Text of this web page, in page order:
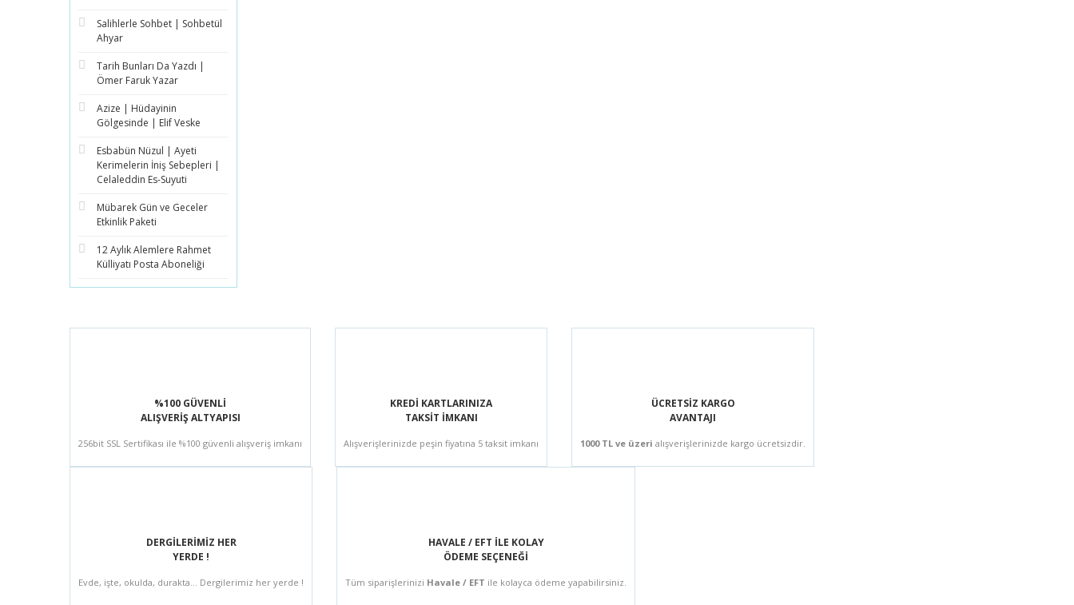
Salihlerle Sohbet | Sohbetül
Ahyar
Tarih Bunları Da Yazdı |
Ömer Faruk Yazar
Azize | Hüdayinin
Gölgesinde | Elif Veske
Esbabün Nüzul | Ayeti
Kerimelerin İniş Sebepleri |
Celaleddin Es-Suyuti
Mübarek Gün ve Geceler
Etkinlik Paketi
12 Aylık Alemlere Rahmet
Külliyatı Posta Aboneliği
%100 GÜVENLİ
ALIŞVERİŞ ALTYAPISI
256bit SSL Sertifikası ile %100 güvenli alışveriş imkanı
KREDİ KARTLARINIZA
TAKSİT İMKANI
Alışverişlerinizde peşin fiyatına 5 taksit imkanı
ÜCRETSİZ KARGO
AVANTAJI
1000 TL ve üzeri alışverişlerinizde kargo ücretsizdir.
DERGİLERİMİZ HER
YERDE !
Evde, işte, okulda, durakta... Dergilerimiz her yerde !
HAVALE / EFT İLE KOLAY
ÖDEME SEÇENEĞİ
Tüm siparişlerinizi Havale / EFT ile kolayca ödeme yapabilirsiniz.